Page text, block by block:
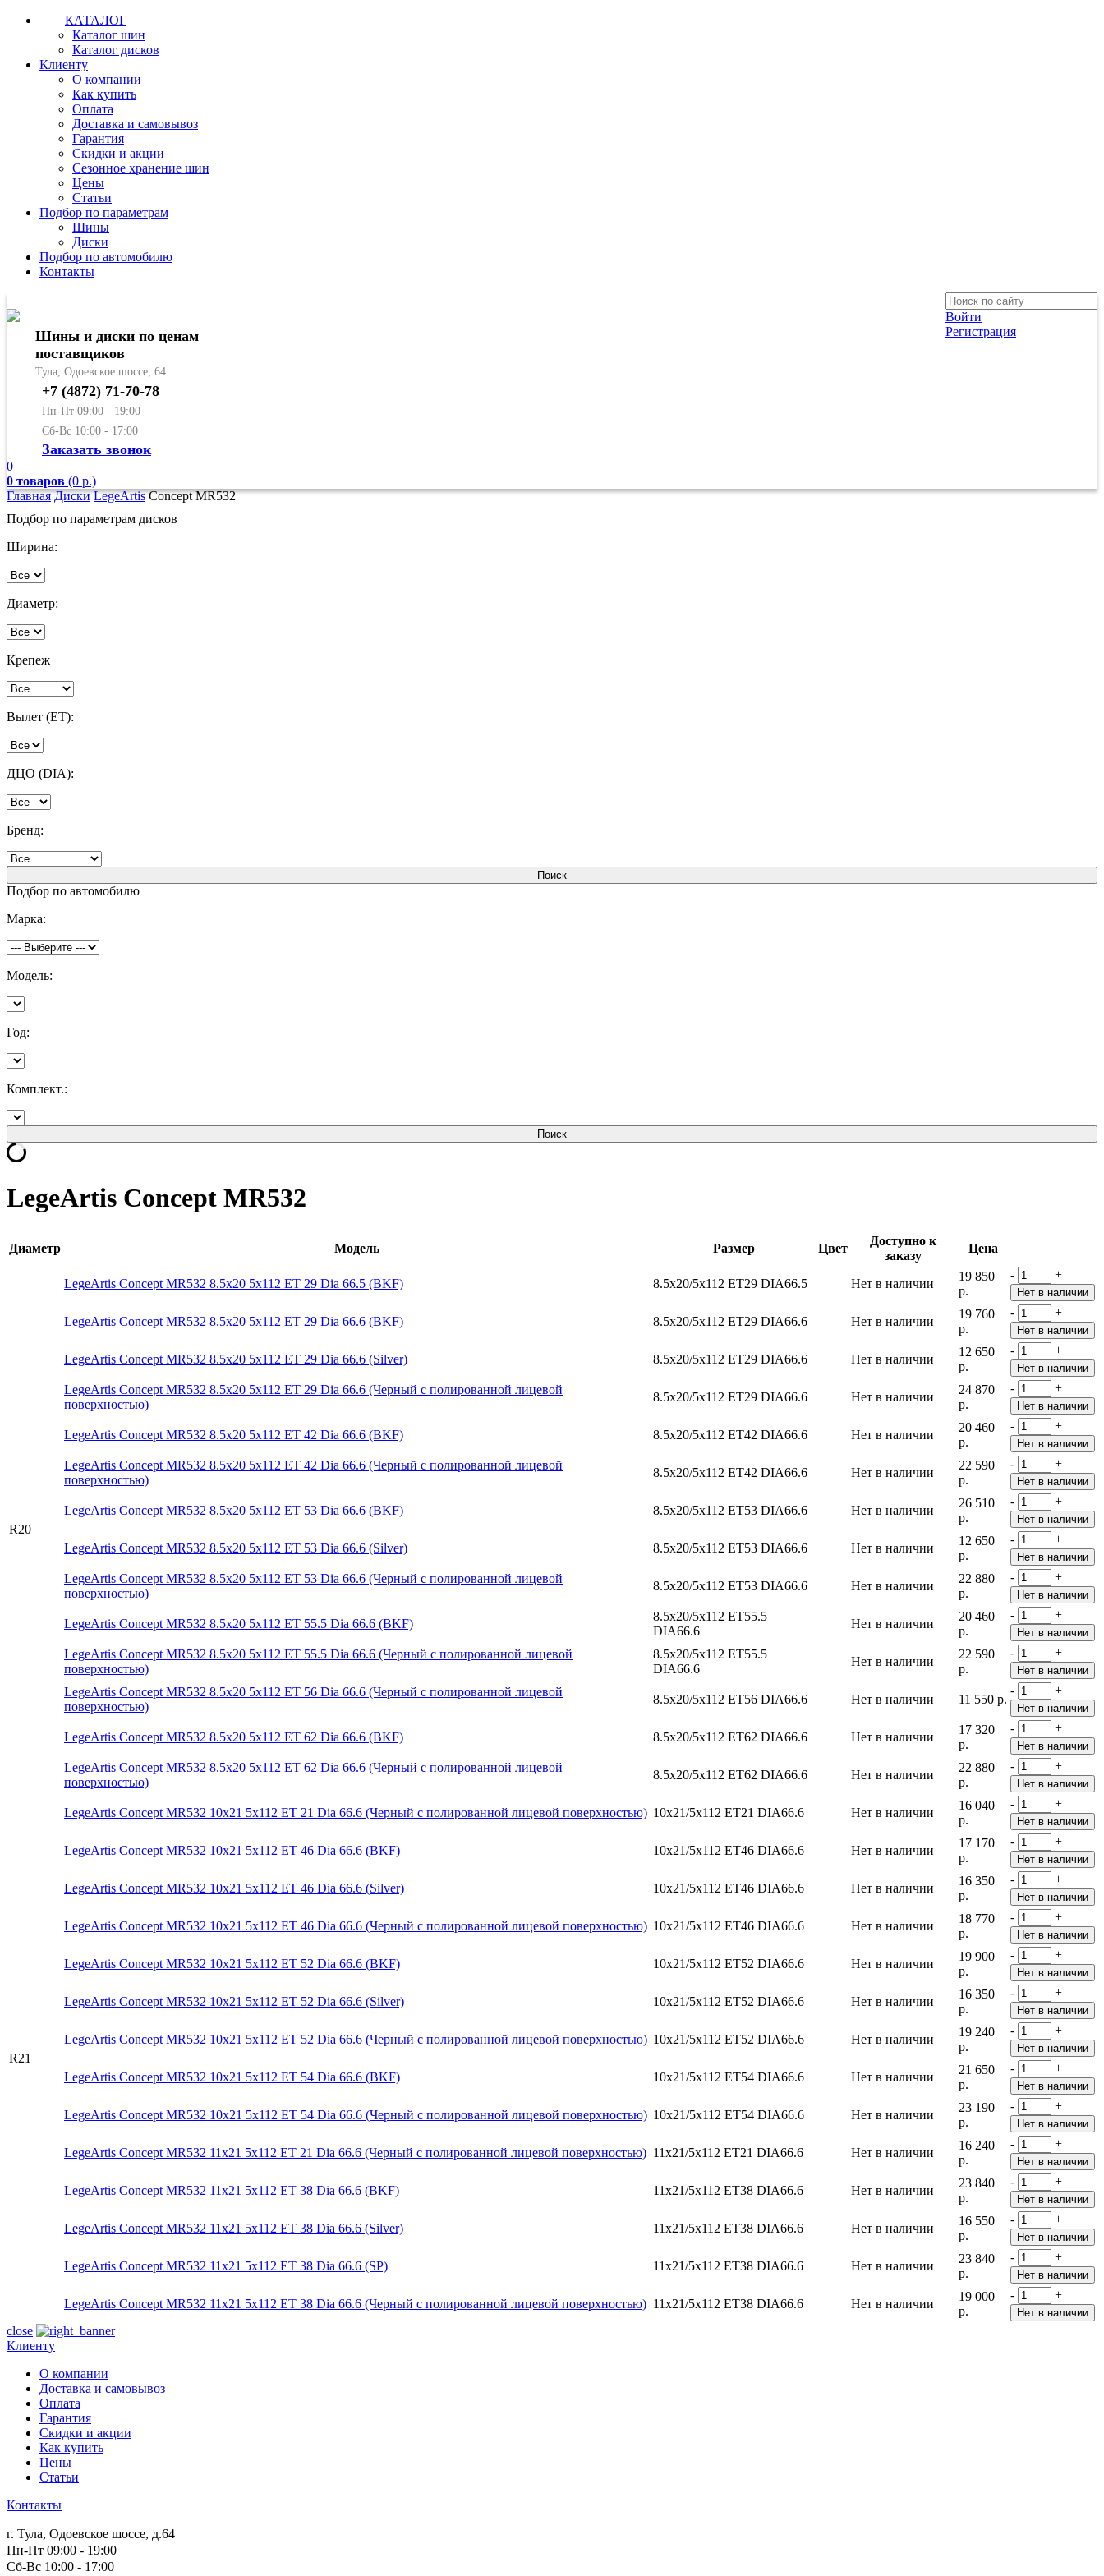
КАТАЛОГ
Каталог шин
Каталог дисков
Клиенту
О компании
Как купить
Оплата
Доставка и самовывоз
Гарантия
Скидки и акции
Сезонное хранение шин
Цены
Статьи
Подбор по параметрам
Шины
Диски
Подбор по автомобилю
Контакты
Войти
Регистрация
Шины и диски по ценам
поставщиков
Тула, Одоевское шоссе, 64.
+7 (4872) 71-70-78
Пн-Пт 09:00 - 19:00
Сб-Вс 10:00 - 17:00
Заказать звонок
0
0 товаров (0 р.)
Главная Диски LegeArtisConcept MR532
Подбор по параметрам дисков
Ширина:
Диаметр:
Крепеж
Вылет (ET):
ДЦО (DIA):
Бренд:
Подбор по автомобилю
Марка:
Модель:
Год:
Комплект.:
LegeArtis Concept MR532
Диаметр Модель Размер Цвет
Доступно к
заказу
Цена
R20
LegeArtis Concept MR532 8.5x20 5x112 ET 29 Dia 66.5 (BKF) 8.5x20/5x112 ET29 DIA66.5 Нет в наличии
19 850
р.
- +
LegeArtis Concept MR532 8.5x20 5x112 ET 29 Dia 66.6 (BKF) 8.5x20/5x112 ET29 DIA66.6 Нет в наличии
19 760
р.
- +
LegeArtis Concept MR532 8.5x20 5x112 ET 29 Dia 66.6 (Silver) 8.5x20/5x112 ET29 DIA66.6 Нет в наличии
12 650
р.
- +
LegeArtis Concept MR532 8.5x20 5x112 ET 29 Dia 66.6 (Черный с полированной лицевой
поверхностью)
8.5x20/5x112 ET29 DIA66.6 Нет в наличии
24 870
р.
- +
LegeArtis Concept MR532 8.5x20 5x112 ET 42 Dia 66.6 (BKF) 8.5x20/5x112 ET42 DIA66.6 Нет в наличии
20 460
р.
- +
LegeArtis Concept MR532 8.5x20 5x112 ET 42 Dia 66.6 (Черный с полированной лицевой
поверхностью)
8.5x20/5x112 ET42 DIA66.6 Нет в наличии
22 590
р.
- +
LegeArtis Concept MR532 8.5x20 5x112 ET 53 Dia 66.6 (BKF) 8.5x20/5x112 ET53 DIA66.6 Нет в наличии
26 510
р.
- +
LegeArtis Concept MR532 8.5x20 5x112 ET 53 Dia 66.6 (Silver) 8.5x20/5x112 ET53 DIA66.6 Нет в наличии
12 650
р.
- +
LegeArtis Concept MR532 8.5x20 5x112 ET 53 Dia 66.6 (Черный с полированной лицевой
поверхностью)
8.5x20/5x112 ET53 DIA66.6 Нет в наличии
22 880
р.
- +
LegeArtis Concept MR532 8.5x20 5x112 ET 55.5 Dia 66.6 (BKF)
8.5x20/5x112 ET55.5
DIA66.6
Нет в наличии
20 460
р.
- +
LegeArtis Concept MR532 8.5x20 5x112 ET 55.5 Dia 66.6 (Черный с полированной лицевой
поверхностью)
8.5x20/5x112 ET55.5
DIA66.6
Нет в наличии
22 590
р.
- +
LegeArtis Concept MR532 8.5x20 5x112 ET 56 Dia 66.6 (Черный с полированной лицевой
поверхностью)
8.5x20/5x112 ET56 DIA66.6 Нет в наличии 11 550 р.
- +
LegeArtis Concept MR532 8.5x20 5x112 ET 62 Dia 66.6 (BKF) 8.5x20/5x112 ET62 DIA66.6 Нет в наличии
17 320
р.
- +
LegeArtis Concept MR532 8.5x20 5x112 ET 62 Dia 66.6 (Черный с полированной лицевой
поверхностью)
8.5x20/5x112 ET62 DIA66.6 Нет в наличии
22 880
р.
- +
R21
LegeArtis Concept MR532 10x21 5x112 ET 21 Dia 66.6 (Черный с полированной лицевой поверхностью) 10x21/5x112 ET21 DIA66.6 Нет в наличии
16 040
р.
- +
LegeArtis Concept MR532 10x21 5x112 ET 46 Dia 66.6 (BKF) 10x21/5x112 ET46 DIA66.6 Нет в наличии
17 170
р.
- +
LegeArtis Concept MR532 10x21 5x112 ET 46 Dia 66.6 (Silver) 10x21/5x112 ET46 DIA66.6 Нет в наличии
16 350
р.
- +
LegeArtis Concept MR532 10x21 5x112 ET 46 Dia 66.6 (Черный с полированной лицевой поверхностью) 10x21/5x112 ET46 DIA66.6 Нет в наличии
18 770
р.
- +
LegeArtis Concept MR532 10x21 5x112 ET 52 Dia 66.6 (BKF) 10x21/5x112 ET52 DIA66.6 Нет в наличии
19 900
р.
- +
LegeArtis Concept MR532 10x21 5x112 ET 52 Dia 66.6 (Silver) 10x21/5x112 ET52 DIA66.6 Нет в наличии
16 350
р.
- +
LegeArtis Concept MR532 10x21 5x112 ET 52 Dia 66.6 (Черный с полированной лицевой поверхностью) 10x21/5x112 ET52 DIA66.6 Нет в наличии
19 240
р.
- +
LegeArtis Concept MR532 10x21 5x112 ET 54 Dia 66.6 (BKF) 10x21/5x112 ET54 DIA66.6 Нет в наличии
21 650
р.
- +
LegeArtis Concept MR532 10x21 5x112 ET 54 Dia 66.6 (Черный с полированной лицевой поверхностью) 10x21/5x112 ET54 DIA66.6 Нет в наличии
23 190
р.
- +
LegeArtis Concept MR532 11x21 5x112 ET 21 Dia 66.6 (Черный с полированной лицевой поверхностью) 11x21/5x112 ET21 DIA66.6 Нет в наличии
16 240
р.
- +
LegeArtis Concept MR532 11x21 5x112 ET 38 Dia 66.6 (BKF) 11x21/5x112 ET38 DIA66.6 Нет в наличии
23 840
р.
- +
LegeArtis Concept MR532 11x21 5x112 ET 38 Dia 66.6 (Silver) 11x21/5x112 ET38 DIA66.6 Нет в наличии
16 550
р.
- +
LegeArtis Concept MR532 11x21 5x112 ET 38 Dia 66.6 (SP) 11x21/5x112 ET38 DIA66.6 Нет в наличии
23 840
р.
- +
LegeArtis Concept MR532 11x21 5x112 ET 38 Dia 66.6 (Черный с полированной лицевой поверхностью) 11x21/5x112 ET38 DIA66.6 Нет в наличии
19 000
р.
- +
close
Клиенту
О компании
Доставка и самовывоз
Оплата
Гарантия
Скидки и акции
Как купить
Цены
Статьи
Контакты
г. Тула, Одоевское шоссе, д.64
Пн-Пт 09:00 - 19:00
Сб-Вс 10:00 - 17:00